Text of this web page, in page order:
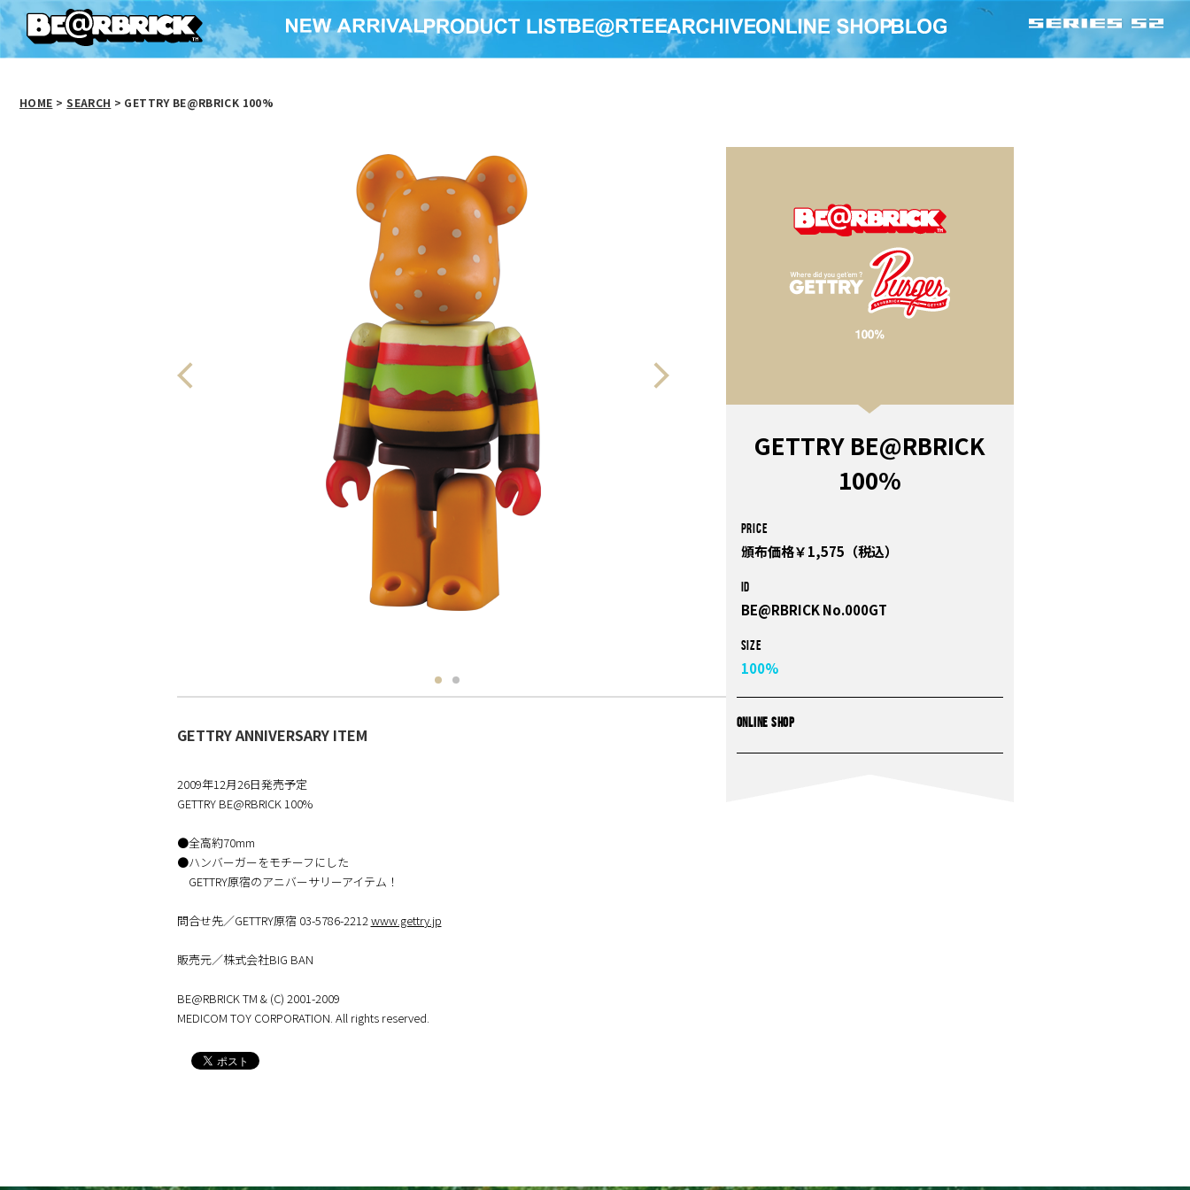
HOME > SEARCH > GETTRY BE@RBRICK 100%
GETTRY BE@RBRICK
100%
PRICE
頒布価格￥1,575（税込）
ID
BE@RBRICK No.000GT
Size
100%
ONLINE SHOP
GETTRY ANNIVERSARY ITEM
2009年12月26日発売予定
GETTRY BE@RBRICK 100%
●全高約70mm
●ハンバーガーをモチーフにした
GETTRY原宿のアニバーサリーアイテム！
問合せ先／GETTRY原宿 03-5786-2212www.gettry.jp
販売元／株式会社BIG BAN
BE@RBRICK TM & (C) 2001-2009
MEDICOM TOY CORPORATION. All rights reserved.